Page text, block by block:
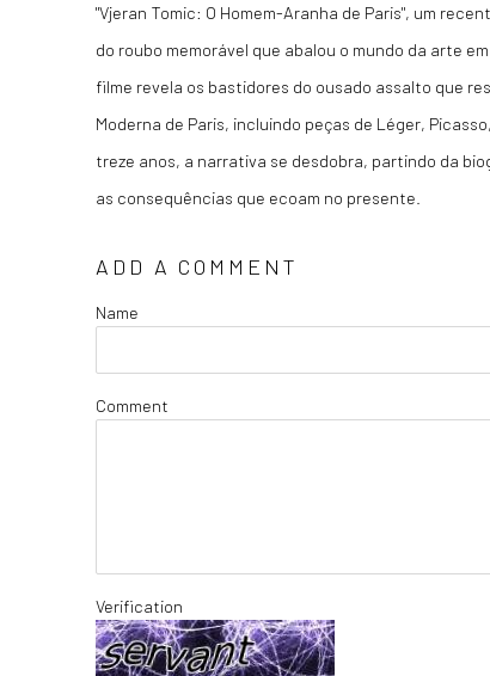
"Vjeran Tomic: O Homem-Aranha de Paris", um
do roubo memorável que abalou o mundo da arte
filme revela os bastidores do ousado assalto que
Moderna de Paris, incluindo peças de Léger,
treze anos, a narrativa se desdobra, partindo da
as consequências que ecoam no presente.
ADD A COMMENT
Name
Comment
Verification